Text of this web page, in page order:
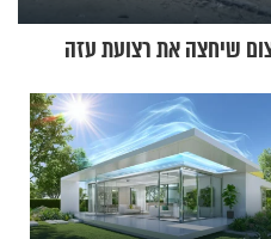
שיחצה את רצועת עזה